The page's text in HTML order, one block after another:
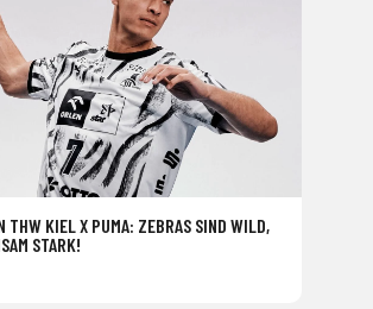
THW KIEL X PUMA: ZEBRAS SIND WILD,
STARK!